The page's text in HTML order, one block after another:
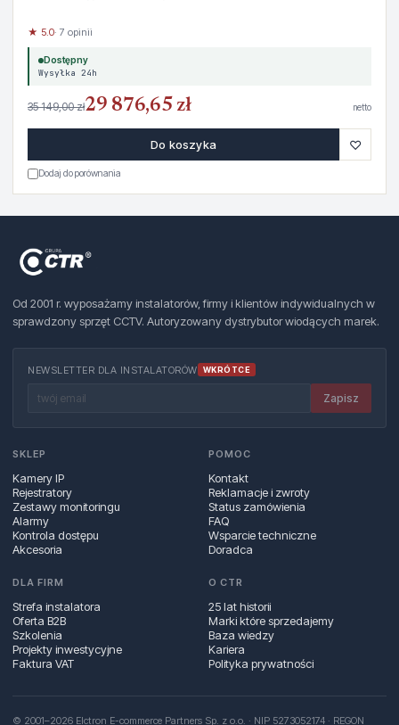
★ 5.0· 7 opinii
Dostępny
Wysyłka 24h
35 149,00 zł29 876,65 zł netto
Do koszyka ♡
Dodaj do porównania
Od 2001 r. wyposażamy instalatorów, firmy i klientów indywidualnych w
sprawdzony sprzęt CCTV. Autoryzowany dystrybutor wiodących marek.
NEWSLETTER DLA INSTALATORÓW WKRÓTCE
Zapisz
SKLEP
Kamery IP
Rejestratory
Zestawy monitoringu
Alarmy
Kontrola dostępu
Akcesoria
POMOC
Kontakt
Reklamacje i zwroty
Status zamówienia
FAQ
Wsparcie techniczne
Doradca
DLA FIRM
Strefa instalatora
Oferta B2B
Szkolenia
Projekty inwestycyjne
Faktura VAT
O CTR
25 lat historii
Marki które sprzedajemy
Baza wiedzy
Kariera
Polityka prywatności
© 2001–2026 Elctron E-commerce Partners Sp. z o.o. · NIP 5273052174 · REGON